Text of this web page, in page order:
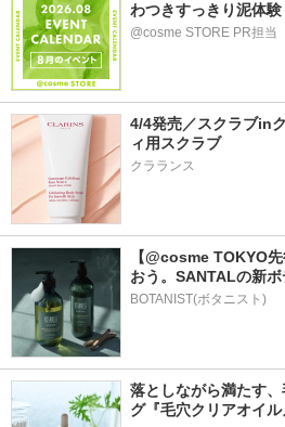
わつきすっきり泥体
@cosme STORE PR担当
4/4発売／スクラブin
ィ用スクラブ
クラランス
【@cosme TOKYO
おう。SANTALの新
BOTANIST(ボタニスト)
落としながら満たす
グ『毛穴クリアオイル